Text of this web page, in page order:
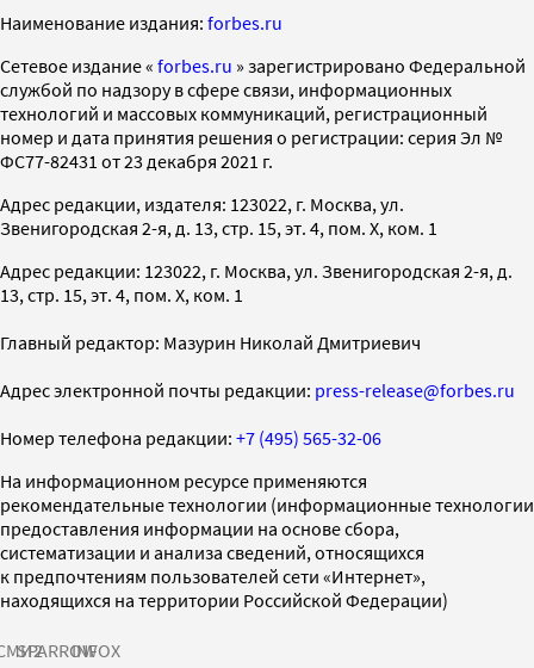
Наименование издания: forbes.ru
Cетевое издание « forbes.ru » зарегистрировано Федеральной
службой по надзору в сфере связи, информационных
технологий и массовых коммуникаций, регистрационный
номер и дата принятия решения о регистрации: серия Эл №
ФС77-82431 от 23 декабря 2021 г.
Адрес редакции, издателя: 123022, г. Москва, ул.
Звенигородская 2-я, д. 13, стр. 15, эт. 4, пом. X, ком. 1
Адрес редакции: 123022, г. Москва, ул. Звенигородская 2-я, д.
13, стр. 15, эт. 4, пом. X, ком. 1
Главный редактор: Мазурин Николай Дмитриевич
Адрес электронной почты редакции: press-release@forbes.ru
Номер телефона редакции: +7 (495) 565-32-06
На информационном ресурсе применяются
рекомендательные технологии (информационные технологии
предоставления информации на основе сбора,
систематизации и анализа сведений, относящихся
к предпочтениям пользователей сети «Интернет»,
находящихся на территории Российской Федерации)
SPARROWINFOX